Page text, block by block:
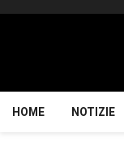
HOME NOTIZIE